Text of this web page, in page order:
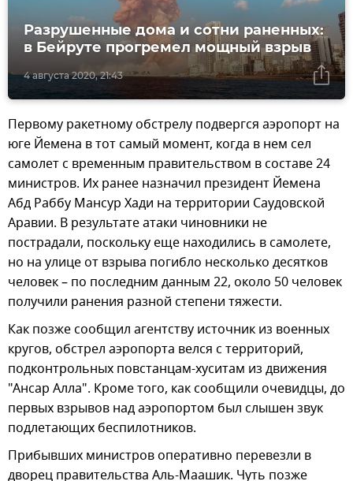
4 августа 2020, 21:43
Разрушенные дома и сотни раненных:
в Бейруте прогремел мощный взрыв
Первому ракетному обстрелу подвергся аэропорт на
юге Йемена в тот самый момент, когда в нем сел
самолет с временным правительством в составе 24
министров. Их ранее назначил президент Йемена
Абд Раббу Мансур Хади на территории Саудовской
Аравии. В результате атаки чиновники не
пострадали, поскольку еще находились в самолете,
но на улице от взрыва погибло несколько десятков
человек – по последним данным 22, около 50 человек
получили ранения разной степени тяжести.
Как позже сообщил агентству источник из военных
кругов, обстрел аэропорта велся с территорий,
подконтрольных повстанцам-хуситам из движения
"Ансар Алла". Кроме того, как сообщили очевидцы, до
первых взрывов над аэропортом был слышен звук
подлетающих беспилотников.
Прибывших министров оперативно перевезли в
дворец правительства Аль-Маашик. Чуть позже